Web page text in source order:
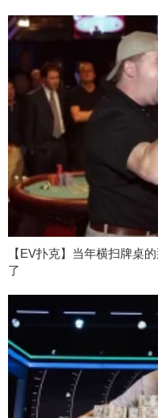
【EV扑克】当年横扫牌桌
了